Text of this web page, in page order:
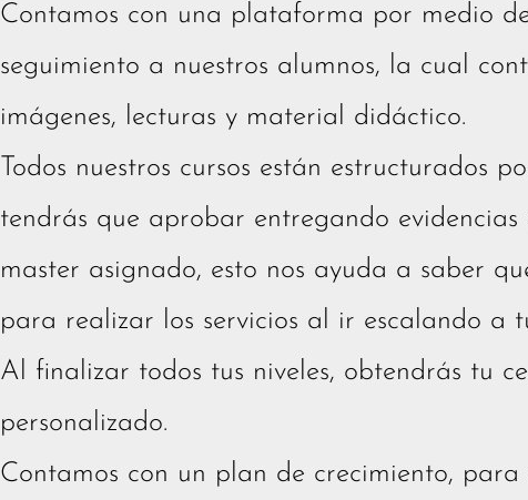
Contamos con una plataforma por medio
seguimiento a nuestros alumnos, la cual
imágenes, lecturas y material didáctico.
Todos nuestros cursos están estructurados
tendrás que aprobar entregando
master asignado, esto nos ayuda a saber
para realizar los servicios al ir escalando a
Al finalizar todos tus niveles, obtendrás tu
personalizado.
Contamos con un plan de crecimiento,